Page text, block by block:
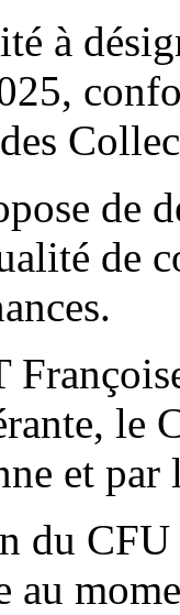
à
de
de
le
et
du
au